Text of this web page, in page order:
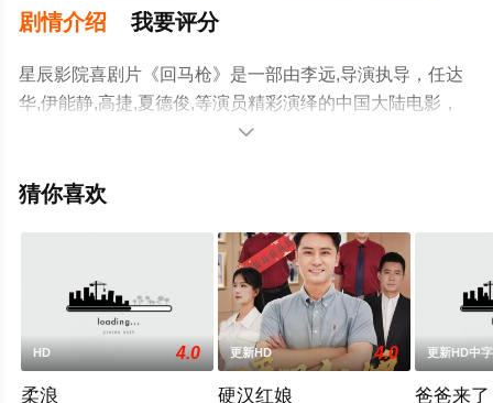
剧情介绍 我要评分
星辰影院喜剧片《回马枪》是一部由李远,导演执导，任达
华,伊能静,高捷,夏德俊,等演员精彩演绎的中国大陆电影，
手机免费观看高清未删减完整版电影大全就上星辰电影
平台了解。

猜你喜欢
HD 4.0
柔浪
更新HD 4.0
硬汉红娘
更新HD中字
爸爸来了